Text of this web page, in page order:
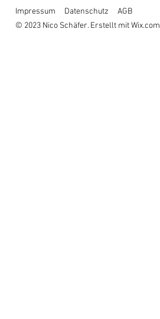
Impressum Datenschutz
AGB
© 2023 Nico Schäfer. Erstellt mitWix.com